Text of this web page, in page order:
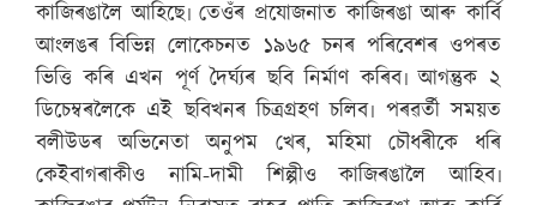
কাজিৰঙালৈ আহিছে৷ তেওঁৰ প্ৰযোজনাত কাজিৰঙা আৰু কাৰ্বি
আংলঙৰ বিভিন্ন লোকেচনত ১৯৬৫ চনৰ পৰিবেশৰ ওপৰত
ভিত্তি কৰি এখন পূৰ্ণ দৈৰ্ঘ্যৰ ছবি নিৰ্মাণ কৰিব৷ আগন্তুক ২
ডিচেম্বৰলৈকে এই ছবিখনৰ চিত্ৰগ্ৰহণ চলিব৷ পৰৱৰ্তী সময়ত
বলীউডৰ অভিনেতা অনুপম খেৰ, মহিমা চৌধৰীকে ধৰি
কেইবাগৰাকীও নামি-দামী শিল্পীও কাজিৰঙালৈ আহিব৷